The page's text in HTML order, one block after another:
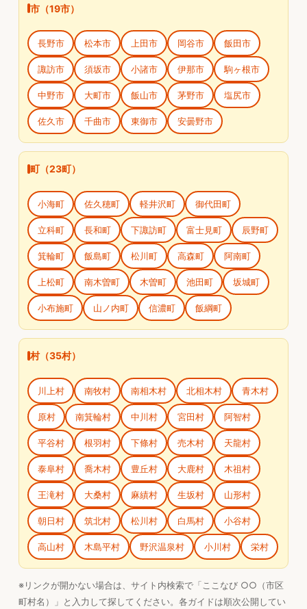
市（19市）
長野市 松本市 上田市 岡谷市 飯田市
諏訪市 須坂市 小諸市 伊那市 駒ヶ根市
中野市 大町市 飯山市 茅野市 塩尻市
佐久市 千曲市 東御市 安曇野市
町（23町）
小海町 佐久穂町 軽井沢町 御代田町
立科町 長和町 下諏訪町 富士見町 辰野町
箕輪町 飯島町 松川町 高森町 阿南町
上松町 南木曽町 木曽町 池田町 坂城町
小布施町 山ノ内町 信濃町 飯綱町
村（35村）
川上村 南牧村 南相木村 北相木村 青木村
原村 南箕輪村 中川村 宮田村 阿智村
平谷村 根羽村 下條村 売木村 天龍村
泰阜村 喬木村 豊丘村 大鹿村 木祖村
王滝村 大桑村 麻績村 生坂村 山形村
朝日村 筑北村 松川村 白馬村 小谷村
高山村 木島平村 野沢温泉村 小川村 栄村
※リンクが開かない場合は、サイト内検索で「ここなび ○○（市区
町村名）」と入力して探してください。各ガイドは順次公開してい